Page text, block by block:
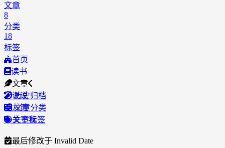
文章
8
分类
18
标签
首页
读书
文章
历史归档
文章分类
文章标签
说说
友链
关于我
最后修改于 Invalid Date